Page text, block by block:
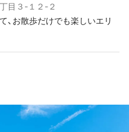
目３-１２-２
、お散歩だけでも楽しいエリ